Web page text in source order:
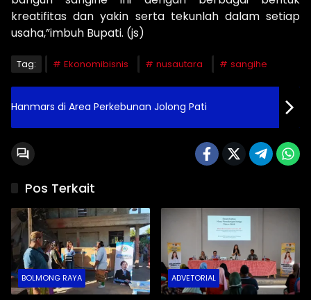
kreatifitas dan yakin serta tekunlah dalam setiap
usaha,”imbuh Bupati. (js)
Tag: Ekonomibisnis nusautara sangihe
Hanmars di Area Perkebunan Jolong Pati
Pos Terkait
BOLMONG RAYA ADVETORIAL